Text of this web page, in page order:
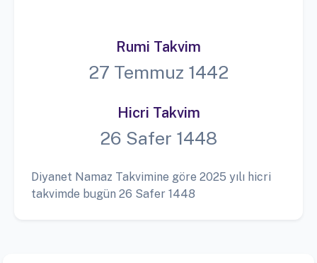
Rumi Takvim
27 Temmuz 1442
Hicri Takvim
26 Safer 1448
Diyanet Namaz Takvimine göre 2025 yılı hicri
takvimde bugün 26 Safer 1448